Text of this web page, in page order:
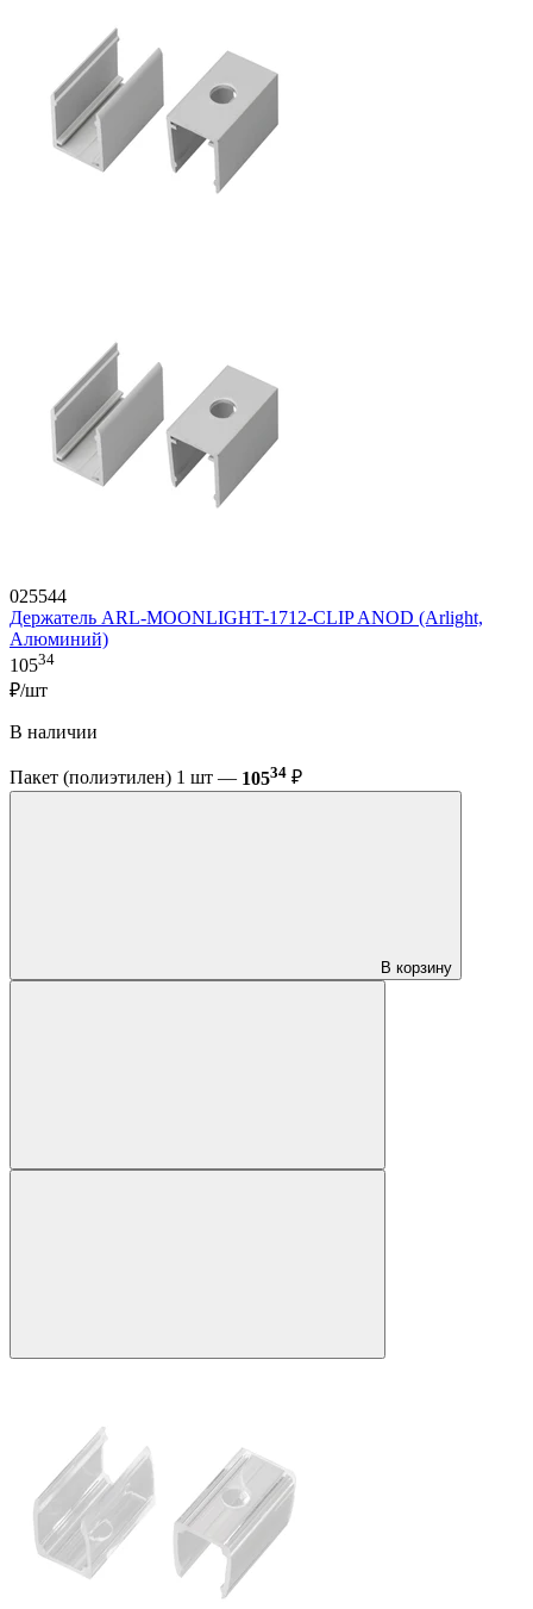
025544
Держатель ARL-MOONLIGHT-1712-CLIP ANOD (Arlight,
Алюминий)
10534
₽/шт
В наличии
Пакет (полиэтилен) 1 шт — 10534 ₽
В корзину